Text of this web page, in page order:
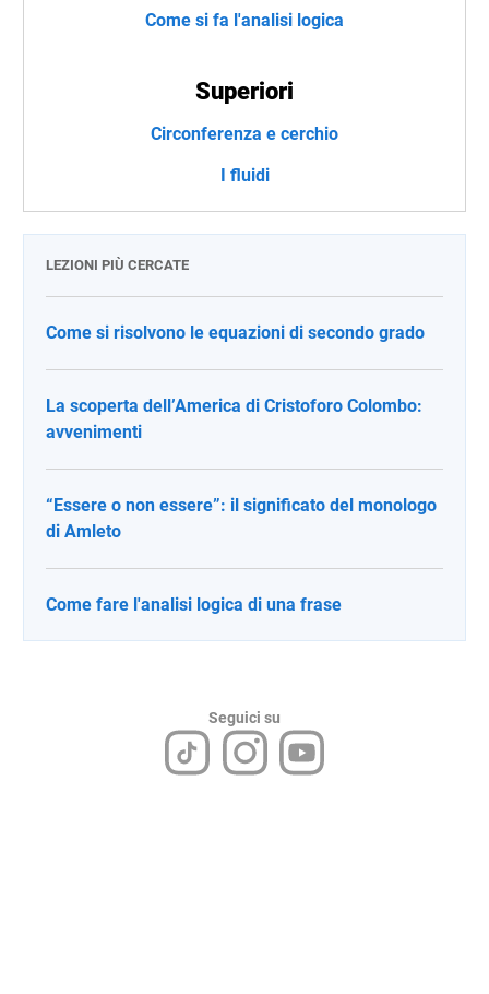
Come si fa l'analisi logica
Superiori
Circonferenza e cerchio
I fluidi
LEZIONI PIÙ CERCATE
Come si risolvono le equazioni di secondo grado
La scoperta dell’America di Cristoforo Colombo:
avvenimenti
“Essere o non essere”: il significato del monologo
di Amleto
Come fare l'analisi logica di una frase
Seguici su